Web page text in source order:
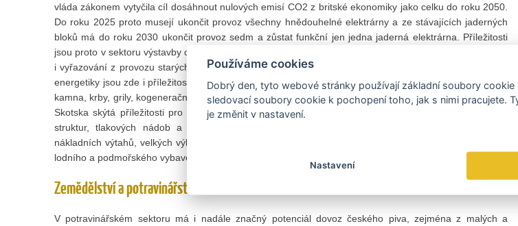
vláda zákonem vytyčila cíl dosáhnout nulových emisí CO2 z britské ekonomiky jako celku do roku 2050.
Do roku 2025 proto musejí ukončit provoz všechny hnědouhelné elektrárny a ze stávajících jaderných
bloků má do roku 2030 ukončit provoz sedm a zůstat funkční jen jedna jaderná elektrárna. Příležitosti
jsou proto v sektoru výstavby obnovitelných i plynových zdrojů, smart energy řešení, úložišť energie, ale
i vyřazování z provozu starých zařízení (decommissioning), jak jaderných, tak např. ropných. Z oblasti
energetiky jsou zde i příležitosti pro české firmy v oblasti generace tepla, může jít o produkty jako kotle,
kamna, krby, grily, kogenerační jednotky či tepelné pumpy. Offshore a petrochemický průmysl severního
Skotska skýtá příležitosti pro české firmy se zaměřením například na dodávky speciálních ocelových
struktur, tlakových nádob a jiných nádrží, dodávky do těžařského a petrochemického průmyslu,
nákladních výtahů, velkých výkovků, převodových systémů, části turbín a elektrických motorů, armatur,
lodního a podmořského vybavení.
Zemědělství a potravinářství
V potravinářském sektoru má i nadále značný potenciál dovoz českého piva, zejména z malých a
Používáme cookies
Dobrý den, tyto webové stránky používají základní soubory
sledovací soubory cookie k pochopení toho, jak s nimi pracujete.
je změnit v nastavení.
Nastavení